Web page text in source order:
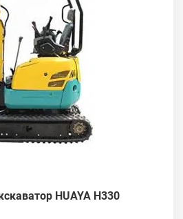
эксплуатации
для работы в самых суровых
материалами и передовыми
от того, работают ли эти
или в грязи, они
и надежную работу. Выбирайте
которая гарантирует, что
готово к решению самых сложных
HUAYA H330